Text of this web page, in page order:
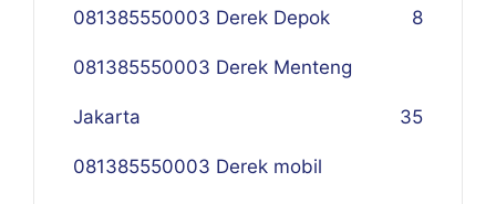
081385550003 Derek Depok 8
081385550003 Derek Menteng
Jakarta 35
081385550003 Derek mobil